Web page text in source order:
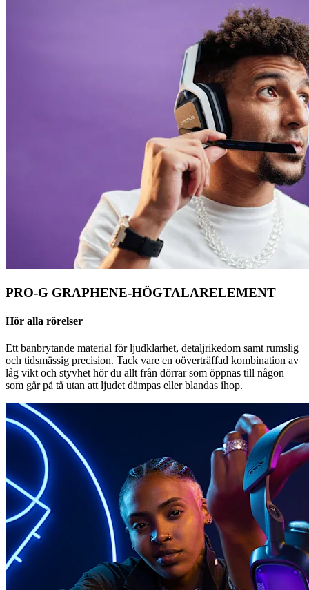
PRO-G GRAPHENE-HÖGTALARELEMENT
Hör alla rörelser
Ett banbrytande material för ljudklarhet, detaljrikedom samt rumslig
och tidsmässig precision. Tack vare en oöverträffad kombination av
låg vikt och styvhet hör du allt från dörrar som öppnas till någon
som går på tå utan att ljudet dämpas eller blandas ihop.